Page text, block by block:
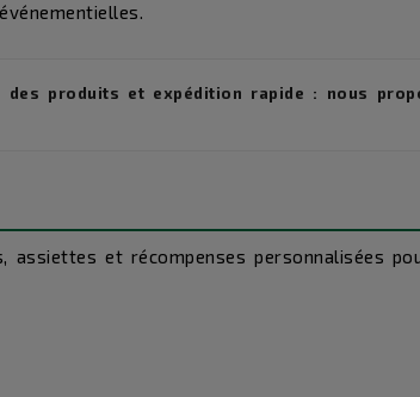
produits et expédition rapide : nous
assiettes et récompenses personnalisées